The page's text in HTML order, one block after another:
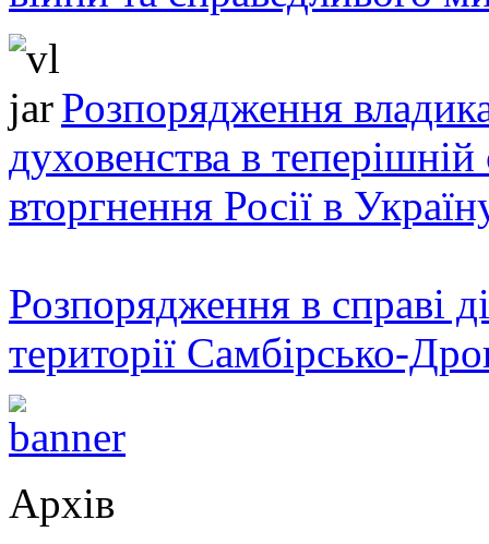
Розпорядження
духовенства в теперішній
вторгнення Росії в
Розпорядження в справі
території Самбірсько-
Архів